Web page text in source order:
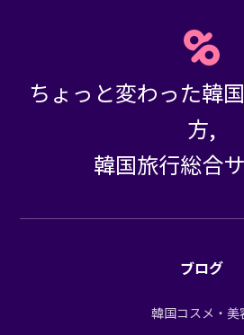
ちょっと変わった韓
方,
韓国旅行総合
ブログ
韓国コスメ・美